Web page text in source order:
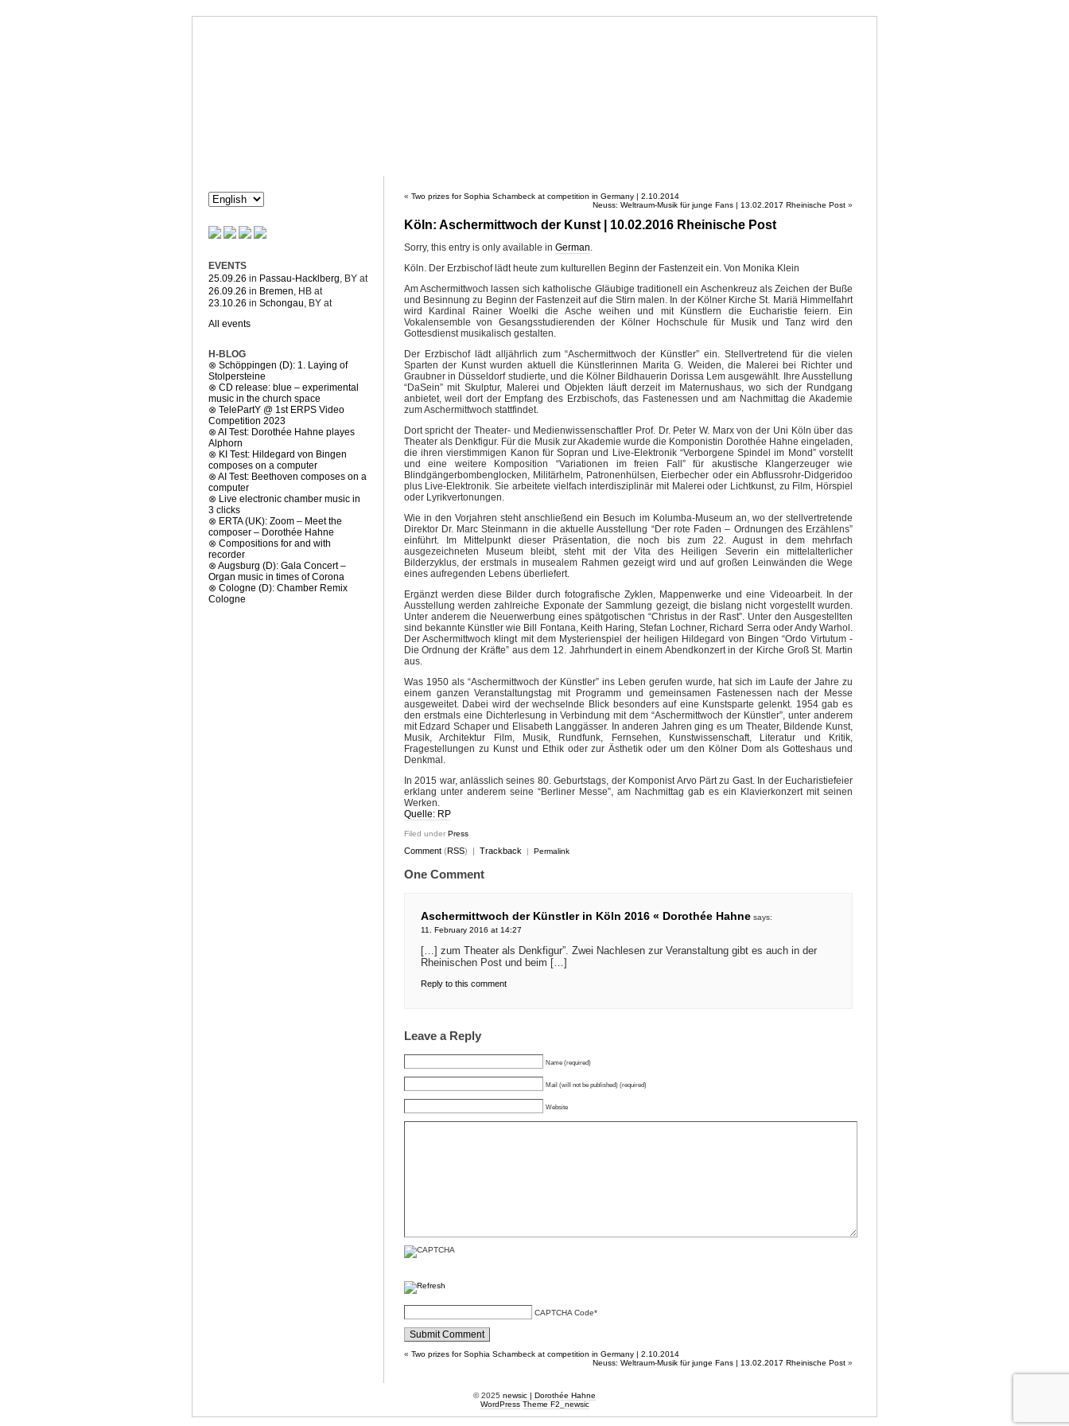
« Two prizes for Sophia Schambeck at competition in Germany | 2.10.2014
Neuss: Weltraum-Musik für junge Fans | 13.02.2017 Rheinische Post»
Köln: Aschermittwoch der Kunst | 10.02.2016 Rheinische Post
Sorry, this entry is only available in German.
Köln. Der Erzbischof lädt heute zum kulturellen Beginn der Fastenzeit ein. Von Monika Klein
Am Aschermittwoch lassen sich katholische Gläubige traditionell ein Aschenkreuz als Zeichen der Buße
und Besinnung zu Beginn der Fastenzeit auf die Stirn malen. In der Kölner Kirche St. Mariä Himmelfahrt
wird Kardinal Rainer Woelki die Asche weihen und mit Künstlern die Eucharistie feiern. Ein
Vokalensemble von Gesangsstudierenden der Kölner Hochschule für Musik und Tanz wird den
Gottesdienst musikalisch gestalten.
Der Erzbischof lädt alljährlich zum “Aschermittwoch der Künstler” ein. Stellvertretend für die vielen
Sparten der Kunst wurden aktuell die Künstlerinnen Marita G. Weiden, die Malerei bei Richter und
Graubner in Düsseldorf studierte, und die Kölner Bildhauerin Dorissa Lem ausgewählt. Ihre Ausstellung
“DaSein” mit Skulptur, Malerei und Objekten läuft derzeit im Maternushaus, wo sich der Rundgang
anbietet, weil dort der Empfang des Erzbischofs, das Fastenessen und am Nachmittag die Akademie
zum Aschermittwoch stattfindet.
Dort spricht der Theater- und Medienwissenschaftler Prof. Dr. Peter W. Marx von der Uni Köln über das
Theater als Denkfigur. Für die Musik zur Akademie wurde die Komponistin Dorothée Hahne eingeladen,
die ihren vierstimmigen Kanon für Sopran und Live-Elektronik “Verborgene Spindel im Mond” vorstellt
und eine weitere Komposition “Variationen im freien Fall” für akustische Klangerzeuger wie
Blindgängerbombenglocken, Militärhelm, Patronenhülsen, Eierbecher oder ein Abflussrohr-Didgeridoo
plus Live-Elektronik. Sie arbeitete vielfach interdisziplinär mit Malerei oder Lichtkunst, zu Film, Hörspiel
oder Lyrikvertonungen.
Wie in den Vorjahren steht anschließend ein Besuch im Kolumba-Museum an, wo der stellvertretende
Direktor Dr. Marc Steinmann in die aktuelle Ausstellung “Der rote Faden – Ordnungen des Erzählens”
einführt. Im Mittelpunkt dieser Präsentation, die noch bis zum 22. August in dem mehrfach
ausgezeichneten Museum bleibt, steht mit der Vita des Heiligen Severin ein mittelalterlicher
Bilderzyklus, der erstmals in musealem Rahmen gezeigt wird und auf großen Leinwänden die Wege
eines aufregenden Lebens überliefert.
Ergänzt werden diese Bilder durch fotografische Zyklen, Mappenwerke und eine Videoarbeit. In der
Ausstellung werden zahlreiche Exponate der Sammlung gezeigt, die bislang nicht vorgestellt wurden.
Unter anderem die Neuerwerbung eines spätgotischen “Christus in der Rast”. Unter den Ausgestellten
sind bekannte Künstler wie Bill Fontana, Keith Haring, Stefan Lochner, Richard Serra oder Andy Warhol.
Der Aschermittwoch klingt mit dem Mysterienspiel der heiligen Hildegard von Bingen “Ordo Virtutum -
Die Ordnung der Kräfte” aus dem 12. Jahrhundert in einem Abendkonzert in der Kirche Groß St. Martin
aus.
Was 1950 als “Aschermittwoch der Künstler” ins Leben gerufen wurde, hat sich im Laufe der Jahre zu
einem ganzen Veranstaltungstag mit Programm und gemeinsamen Fastenessen nach der Messe
ausgeweitet. Dabei wird der wechselnde Blick besonders auf eine Kunstsparte gelenkt. 1954 gab es
den erstmals eine Dichterlesung in Verbindung mit dem “Aschermittwoch der Künstler”, unter anderem
mit Edzard Schaper und Elisabeth Langgässer. In anderen Jahren ging es um Theater, Bildende Kunst,
Musik, Architektur Film, Musik, Rundfunk, Fernsehen, Kunstwissenschaft, Literatur und Kritik,
Fragestellungen zu Kunst und Ethik oder zur Ästhetik oder um den Kölner Dom als Gotteshaus und
Denkmal.
In 2015 war, anlässlich seines 80. Geburtstags, der Komponist Arvo Pärt zu Gast. In der Eucharistiefeier
erklang unter anderem seine “Berliner Messe”, am Nachmittag gab es ein Klavierkonzert mit seinen
Werken.
Quelle: RP
Filed under Press
Comment(RSS) | Trackback | Permalink
One Comment
Aschermittwoch der Künstler in Köln 2016 « Dorothée Hahne says:
11. February 2016 at 14:27
[…] zum Theater als Denkfigur”. Zwei Nachlesen zur Veranstaltung gibt es auch in der
Rheinischen Post und beim […]
Reply to this comment
Leave a Reply
Name (required)
Mail (will not be published) (required)
Website
CAPTCHA Code*
« Two prizes for Sophia Schambeck at competition in Germany | 2.10.2014
Neuss: Weltraum-Musik für junge Fans | 13.02.2017 Rheinische Post»
EVENTS
25.09.26 in Passau-Hacklberg , BY at
26.09.26 in Bremen , HB at
23.10.26 in Schongau, BY at
All events
H-BLOG
⊗ Schöppingen (D): 1. Laying of
Stolpersteine
⊗ CD release: blue – experimental
music in the church space
⊗ TelePartY @ 1st ERPS Video
Competition 2023
⊗ AI Test: Dorothée Hahne playes
Alphorn
⊗ KI Test: Hildegard von Bingen
composes on a computer
⊗ AI Test: Beethoven composes on a
computer
⊗ Live electronic chamber music in
3 clicks
⊗ ERTA (UK): Zoom – Meet the
composer – Dorothée Hahne
⊗ Compositions for and with
recorder
⊗ Augsburg (D): Gala Concert –
Organ music in times of Corona
⊗ Cologne (D): Chamber Remix
Cologne
© 2025 newsic | Dorothée Hahne
WordPress Theme F2 newsic